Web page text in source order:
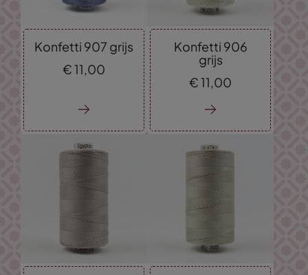
Konfetti 907 grijs
€11,00
Konfetti 906
grijs
€11,00